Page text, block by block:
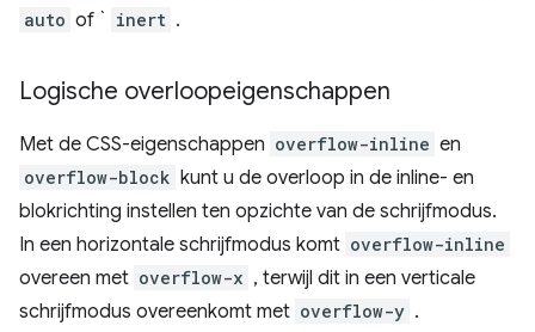
auto of ` inert .
Logische overloopeigenschappen
Met de CSS-eigenschappen overflow-inline en
overflow-block kunt u de overloop in de inline- en
blokrichting instellen ten opzichte van de schrijfmodus.
In een horizontale schrijfmodus komt overflow-inline
overeen met overflow-x , terwijl dit in een verticale
schrijfmodus overeenkomt met overflow-y .